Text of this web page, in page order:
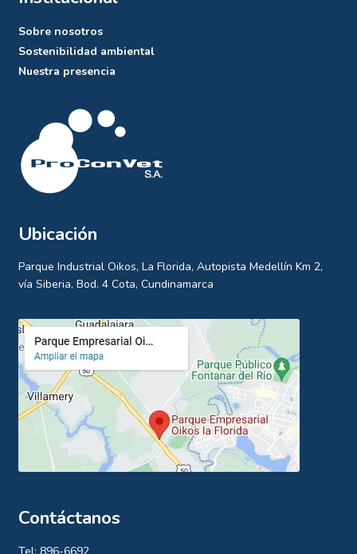
Sobre nosotros
Sostenibilidad ambiental
Nuestra presencia
Ubicación
Parque Industrial Oikos, La Florida, Autopista Medellín Km 2,
vía Siberia, Bod. 4 Cota, Cundinamarca
Contáctanos
Tel: 896-6692